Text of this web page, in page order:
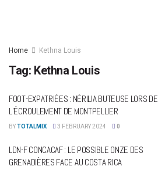
Home Kethna Louis
Tag: Kethna Louis
FOOT-EXPATRIÉES : NÉRILIA BUTEUSE LORS DE
L’ÉCROULEMENT DE MONTPELLIER
BYTOTALMIX 3 FEBRUARY 2024 0
LDN-F CONCACAF : LE POSSIBLE ONZE DES
GRENADIÈRES FACE AU COSTA RICA